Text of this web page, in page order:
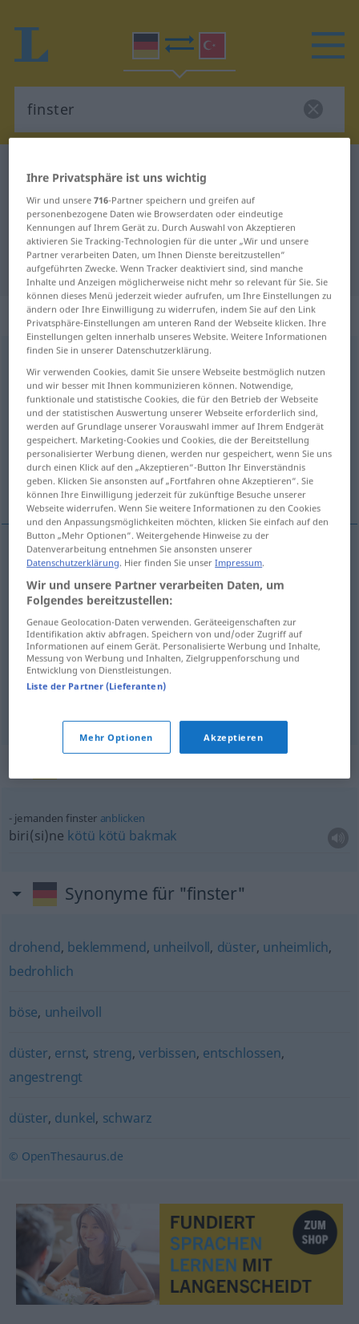
Deutsch-Türkisch Wörterbuch
Deutsch-Türkisch Übersetzung für
"finster"
"finster" Türkisch Übersetzung
„finster“: Adjektiv, adjektivisch
finsteradj
Übersicht aller Übersetzungen
(Für mehr Details die Übersetzung anklicken/antippen)
karanlık korkutucu, haşin
şüpheli, esrarlı
karanlık finster
korkutucu,haşin finster (≈ Miene)
jemanden finster anblicken
biri(si)ne kötü kötü bakmak
Synonyme für "finster"
drohend, beklemmend, unheilvoll, düster, unheimlich,
bedrohlich
böse, unheilvoll
düster, ernst, streng,verbissen, entschlossen,
angestrengt
düster, dunkel, schwarz
© OpenThesaurus.de
Ihre Privatsphäre ist uns wichtig
Wir und unsere716-Partner speichern und greifen auf
personenbezogene Daten wie Browserdaten oder eindeutige
Kennungen auf Ihrem Gerät zu. Durch Auswahl von Akzeptieren
aktivieren Sie Tracking-Technologien für die unter „Wir und unsere
Partner verarbeiten Daten, um Ihnen Dienste bereitzustellen“
aufgeführten Zwecke. Wenn Tracker deaktiviert sind, sind manche
Inhalte und Anzeigen möglicherweise nicht mehr so relevant für Sie. Sie
können dieses Menü jederzeit wieder aufrufen, um Ihre Einstellungen zu
ändern oder Ihre Einwilligung zu widerrufen, indem Sie auf den Link
Privatsphäre-Einstellungen am unteren Rand der Webseite klicken. Ihre
Einstellungen gelten innerhalb unseres Website. Weitere Informationen
finden Sie in unserer Datenschutzerklärung.
Wir verwenden Cookies, damit Sie unsere Webseite bestmöglich nutzen
und wir besser mit Ihnen kommunizieren können. Notwendige,
funktionale und statistische Cookies, die für den Betrieb der Webseite
und der statistischen Auswertung unserer Webseite erforderlich sind,
werden auf Grundlage unserer Vorauswahl immer auf Ihrem Endgerät
gespeichert. Marketing-Cookies und Cookies, die der Bereitstellung
personalisierter Werbung dienen, werden nur gespeichert, wenn Sie uns
durch einen Klick auf den „Akzeptieren“-Button Ihr Einverständnis
geben. Klicken Sie ansonsten auf „Fortfahren ohne Akzeptieren“. Sie
können Ihre Einwilligung jederzeit für zukünftige Besuche unserer
Webseite widerrufen. Wenn Sie weitere Informationen zu den Cookies
und den Anpassungsmöglichkeiten möchten, klicken Sie einfach auf den
Button „Mehr Optionen“. Weitergehende Hinweise zu der
Datenverarbeitung entnehmen Sie ansonsten unserer
Datenschutzerklärung. Hier finden Sie unserImpressum.
Wir und unsere Partner verarbeiten Daten, um
Folgendes bereitzustellen:
Genaue Geolocation-Daten verwenden. Geräteeigenschaften zur
Identifikation aktiv abfragen. Speichern von und/oder Zugriff auf
Informationen auf einem Gerät. Personalisierte Werbung und Inhalte,
Messung von Werbung und Inhalten, Zielgruppenforschung und
Entwicklung von Dienstleistungen.
Liste der Partner (Lieferanten)
Mehr Optionen Akzeptieren